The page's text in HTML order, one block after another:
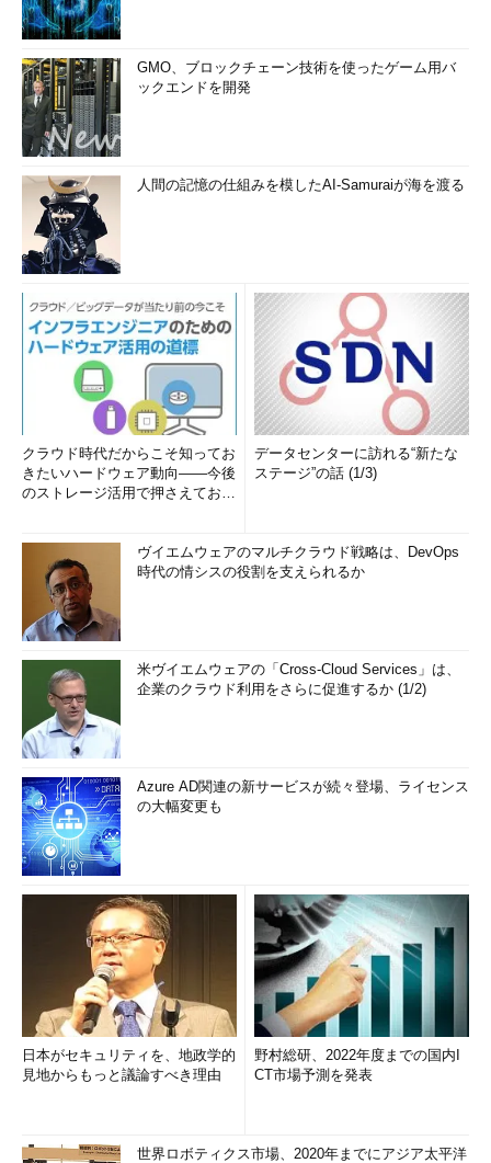
GMO、ブロックチェーン技術を使ったゲーム用バ
ックエンドを開発
人間の記憶の仕組みを模したAI-Samuraiが海を渡る
クラウド時代だからこそ知ってお
きたいハードウェア動向――今後
のストレージ活用で押さえておき
データセンターに訪れる“新たな
ステージ”の話 (1/3)
ヴイエムウェアのマルチクラウド戦略は、DevOps
時代の情シスの役割を支えられるか
米ヴイエムウェアの「Cross-Cloud Services」は、
企業のクラウド利用をさらに促進するか (1/2)
Azure AD関連の新サービスが続々登場、ライセンス
の大幅変更も
日本がセキュリティを、地政学的
見地からもっと議論すべき理由
野村総研、2022年度までの国内I
CT市場予測を発表
世界ロボティクス市場、2020年までにアジア太平洋